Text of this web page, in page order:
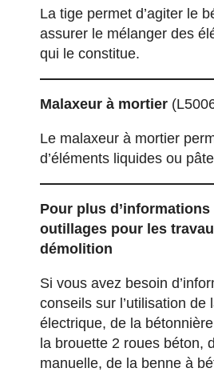
La tige permet d’agiter le
assurer le mélanger des
qui le constitue.
Malaxeur à mortier
Le malaxeur à mortier
d’éléments liquides ou
Pour plus
outillages pour les
démolition
Si vous avez besoin
conseils sur l’utilisation de
électrique, de la
la brouette 2 roues béton,
manuelle, de la benne à